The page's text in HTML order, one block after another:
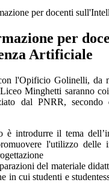
per docenti
per
Artificiale
l'Opificio Golinelli, da
Minghetti saranno
dal PNRR, secondo
è introdurre il tema
l'utilizzo delle
del materiale
in cui studenti e